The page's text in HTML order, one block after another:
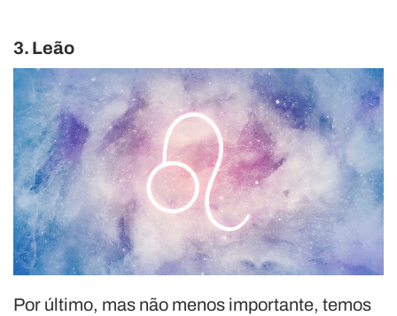
3. Leão
Por último, mas não menos importante, temos